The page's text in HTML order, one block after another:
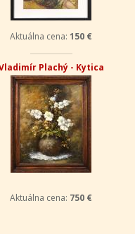
Aktuálna cena: 150 €
Plachý - Kytica
Aktuálna cena: 750 €